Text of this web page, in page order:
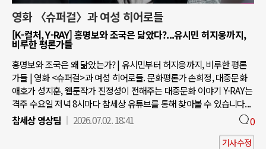
영화 〈슈퍼걸〉과 여성 히어로들
[K-컬처, Y-RAY] 홍명보와 조국은 닮았다?...유시민 허지웅까지,
비루한 평론가들
홍명보와 조국은 왜 닮았는가? | 유시민부터 허지웅까지, 비루한 평론
가들 | 영화 <슈퍼걸>과 여성 히어로들. 문화평론가 손희정, 대중문화
애호가 성지훈, 웹툰작가 진정성이 전해주는 대중문화 이야기 Y-RAY는
격주 수요일 저녁 8시마다 참세상 유튜브를 통해 찾아볼 수 있습니다...
참세상 영상팀
2026.07.02. 18:41 0
기사수정